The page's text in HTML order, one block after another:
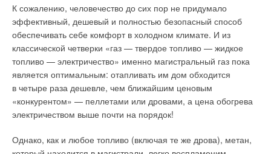
К сожалению, человечество до сих пор не придумало
эффективный, дешевый и полностью безопасный способ
обеспечивать себе комфорт в холодном климате. И из
классической четверки «газ — твердое топливо — жидкое
топливо — электричество» именно магистральный газ пока
является оптимальным: отапливать им дом обходится
в четыре раза дешевле, чем ближайшим ценовым
«конкурентом» — пеллетами или дровами, а цена обогрева
электричеством выше почти на порядок!
Однако, как и любое топливо (включая те же дрова), метан,
выходить на улицу в сухую и жаркую погоду, после улицы
стирать одежду, мыть обувь, споласкиваться под душем.
Временно можно отказаться от проветривания помещений
и ходить в медицинских масках. Укреплять иммунитет, чтобы
уменьшить чувствительность организма к раздражителю.
Действительно из Италии
в России несравнима с немецкой, где Ingenieur —
инженер — более ценен и уважаем, чем Manager —
управленец.